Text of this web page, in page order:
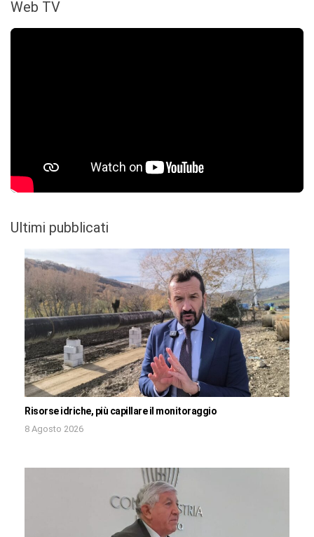
Web TV
Ultimi pubblicati
Risorse idriche, più capillare il monitoraggio
8 Agosto 2026